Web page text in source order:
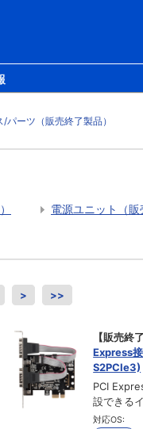
/パーツ（販売終了製品）
電源ユニット（販
> >>
【販売終
Express
S2PCIe3)
PCI
設できる
対応OS: